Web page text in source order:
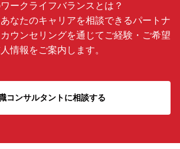
ークライフバランスとは？
なたのキャリアを相談できるパートナ
ウンセリングを通じてご経験・ご希望
情報をご案内します。
コンサルタントに相談する